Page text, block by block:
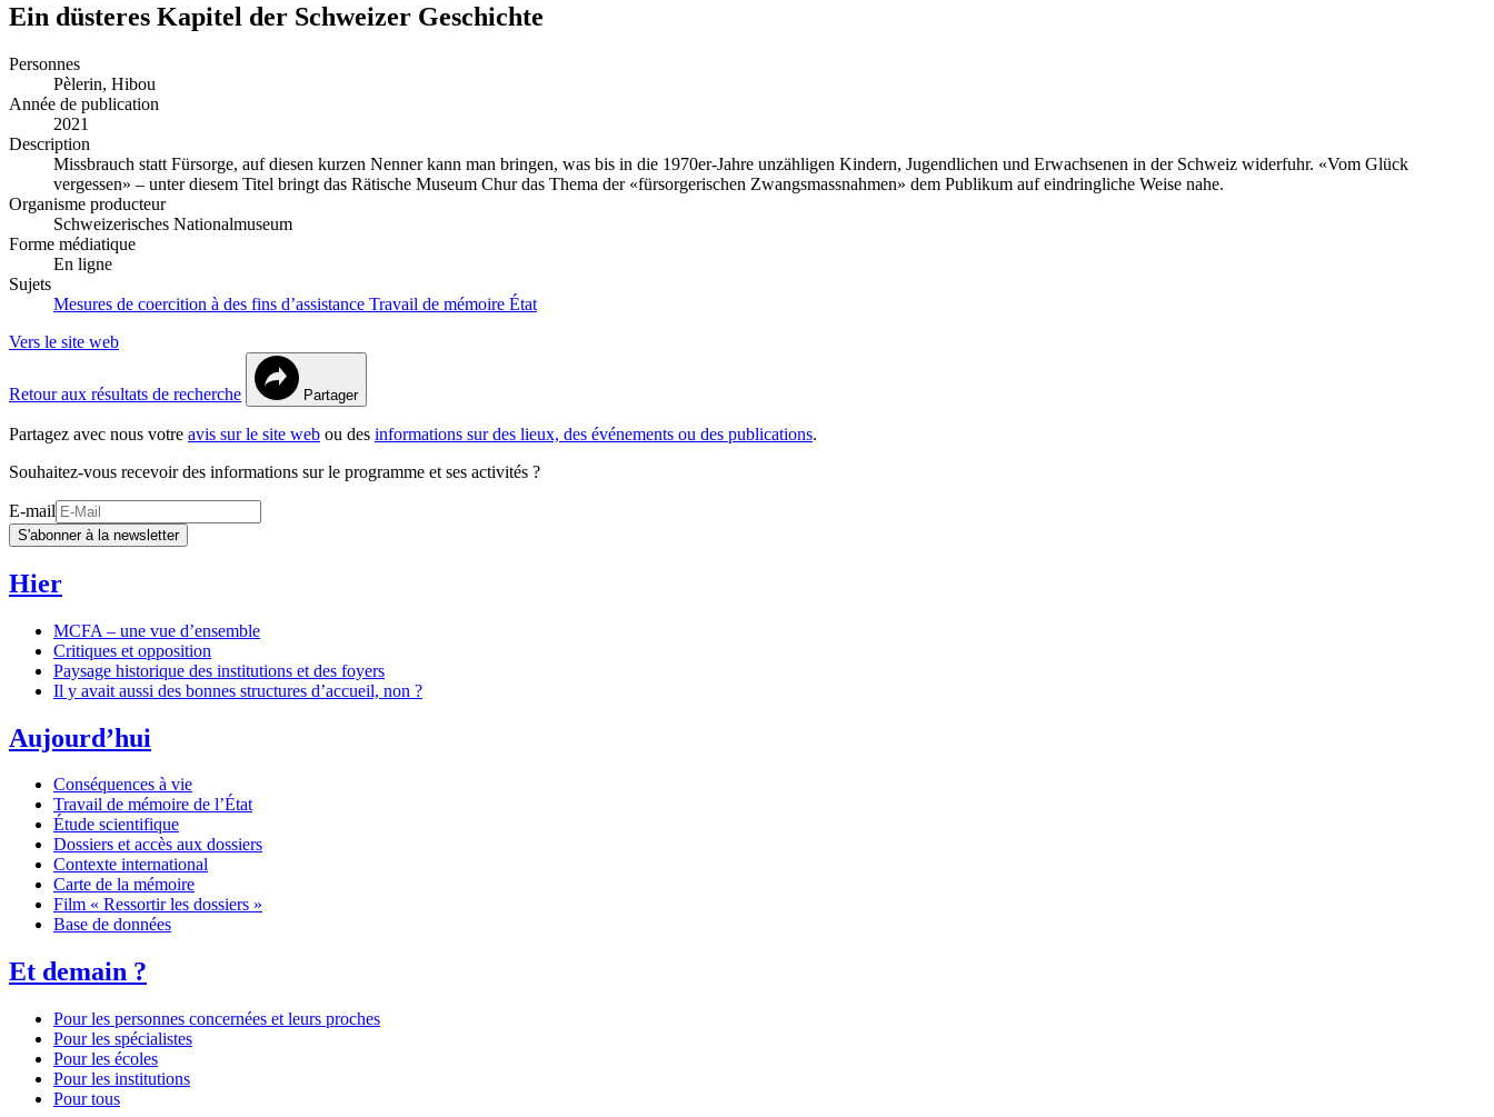
Ein düsteres Kapitel der Schweizer Geschichte
Personnes
Pèlerin, Hibou
Année de publication
2021
Description
Missbrauch statt Fürsorge, auf diesen kurzen Nenner kann man bringen, was bis in die 1970er-Jahre unzähligen Kindern, Jugendlichen und Erwachsenen in der Schweiz widerfuhr. «Vom Glück
vergessen» – unter diesem Titel bringt das Rätische Museum Chur das Thema der «fürsorgerischen Zwangsmassnahmen» dem Publikum auf eindringliche Weise nahe.
Organisme producteur
Schweizerisches Nationalmuseum
Forme médiatique
En ligne
Sujets
Mesures de coercition à des fins d’assistance Travail de mémoire État
Vers le site web
Retour aux résultats de recherche Partager
Partagez avec nous votre avis sur le site web ou des informations sur des lieux, des événements ou des publications.
Souhaitez-vous recevoir des informations sur le programme et ses activités ?
E-mail
S'abonner à la newsletter
Hier
MCFA – une vue d’ensemble
Critiques et opposition
Paysage historique des institutions et des foyers
Il y avait aussi des bonnes structures d’accueil, non ?
Aujourd’hui
Conséquences à vie
Travail de mémoire de l’État
Étude scientifique
Dossiers et accès aux dossiers
Contexte international
Carte de la mémoire
Film « Ressortir les dossiers »
Base de données
Et demain ?
Pour les personnes concernées et leurs proches
Pour les spécialistes
Pour les écoles
Pour les institutions
Pour tous